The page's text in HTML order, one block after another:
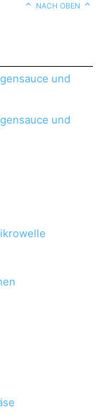
NACH OBEN
und
und